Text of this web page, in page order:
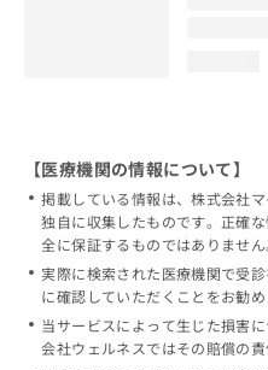
【医療機関の情報について】
掲載している情報は、株式会社
独自に収集したものです。正確
全に保証するものではありません
実際に検索された医療機関で受
に確認していただくことをお勧め
当サービスによって生じた損害
会社ウェルネスではその賠償の